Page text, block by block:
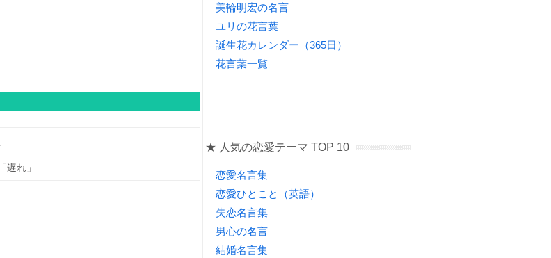
遅れ」
美輪明宏の名言
ユリの花言葉
誕生花カレンダー（365日）
花言葉一覧
★ 人気の恋愛テーマ TOP 10
恋愛名言集
恋愛ひとこと（英語）
失恋名言集
男心の名言
結婚名言集